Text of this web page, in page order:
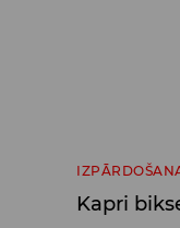
Kapri